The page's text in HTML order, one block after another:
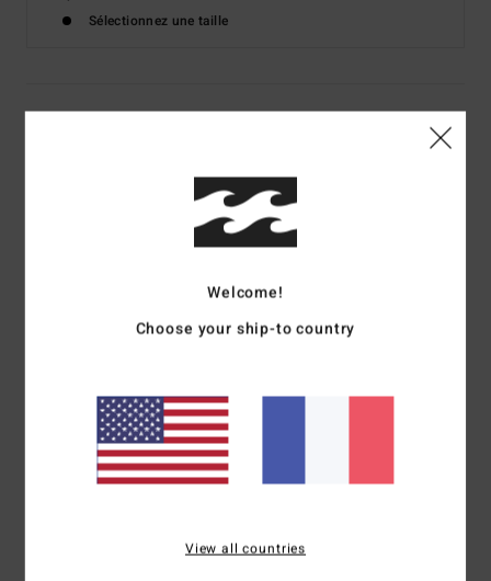
Sélectionnez une taille
Details & caractéristiques
Code couleur
jersey de coton [160 g/m2]
Premium
Étiquette tissée Billabong
Composition[Matière principale] 70% coton, 30% coton
Welcome!
Choose your ship-to country
View all countries